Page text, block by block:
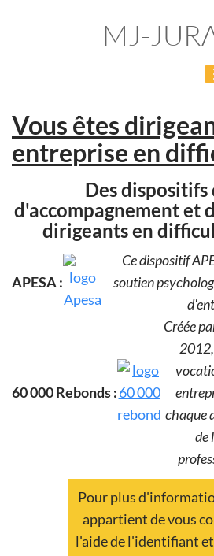
MJ-
Vous êtes
entreprise en
Des dispositifs
d'accompagnement et
dirigeants en
APESA :
Ce dispositif
soutien
60 000 Rebonds :
Créée
chaque
de
Pour plus
appartient de vous
l'aide de l'identifiant